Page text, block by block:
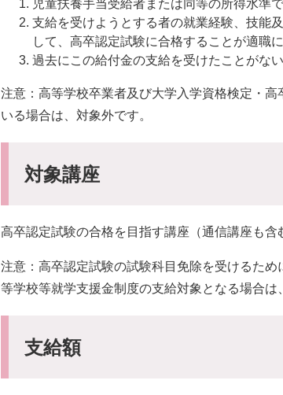
児童扶養手当受給者または同等の所得水準
支給を受けようとする者の就業経験、技能
して、高卒認定試験に合格することが適職
過去にこの給付金の支給を受けたことがな
注意：高等学校卒業者及び大学入学資格検定・
いる場合は、対象外です。
対象講座
高卒認定試験の合格を目指す講座（通信講座も含
注意：高卒認定試験の試験科目免除を受けるた
等学校等就学支援金制度の支給対象となる場合は
支給額